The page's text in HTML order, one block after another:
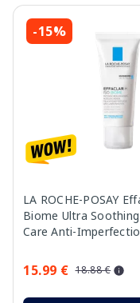
-15%
LA ROCHE-POSAY
Biome Ultra
Care Anti-
15.99 € 18.88 €